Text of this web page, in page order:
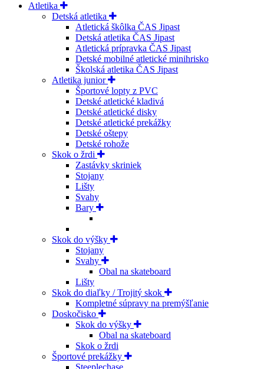
Atletika
Detská atletika
Atletická škôlka ČAS Jipast
Detská atletika ČAS Jipast
Atletická prípravka ČAS Jipast
Detské mobilné atletické minihrisko
Školská atletika ČAS Jipast
Atletika junior
Športové lopty z PVC
Detské atletické kladivá
Detské atletické disky
Detské atletické prekážky
Detské oštepy
Detské rohože
Skok o žrdi
Zastávky skriniek
Stojany
Lišty
Svahy
Bary
Skok do výšky
Stojany
Svahy
Obal na skateboard
Lišty
Skok do diaľky / Trojitý skok
Kompletné súpravy na premýšľanie
Doskočisko
Skok do výšky
Obal na skateboard
Skok o žrdi
Športové prekážky